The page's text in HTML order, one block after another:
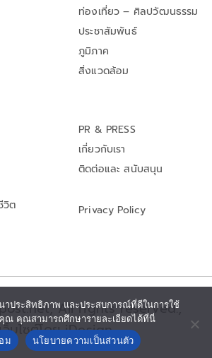
ท่องเที่ยว – ศิลปวัฒนธรรม
ประชาสัมพันธ์
ภูมิภาค
สิ่งแวดล้อม
วิต
PR & PRESS
เกี่ยวกับเรา
ติดต่อและ สนับสนุน
Privacy Policy
All rights reserved.,
ว็บไซต์โดย iDesign
าประสิทธิภาพ และประสบการณ์ที่ดีในการใช้
ณ คุณสามารถศึกษารายละเอียดได้ที่นี่
ม
นโยบายความเป็นส่วนตัว